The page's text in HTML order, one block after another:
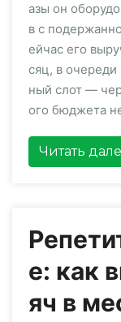
азы он
в с
ейчас его
сяц, в
ный слот —
ого бюджета
Читать
е: как
яч в